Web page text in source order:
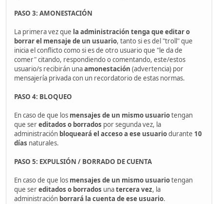
PASO 3: AMONESTACIÓN
La primera vez que la administración tenga que editar o
borrar el mensaje de un usuario, tanto si es del "troll" que
inicia el conflicto como si es de otro usuario que "le da de
comer" citando, respondiendo o comentando, este/estos
usuario/s recibirán unaamonestación (advertencia) por
mensajería privada con un recordatorio de estas normas.
PASO 4: BLOQUEO
En caso de que los mensajes de un mismo usuariotengan
que sereditados o borrados por segunda vez, la
administración bloqueará el acceso a ese usuariodurante 10
días naturales.
PASO 5: EXPULSIÓN / BORRADO DE CUENTA
En caso de que los mensajes de un mismo usuariotengan
que sereditados o borrados unatercera vez, la
administración borrará la cuenta de ese usuario.